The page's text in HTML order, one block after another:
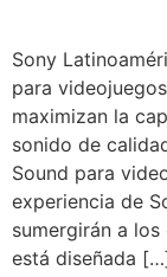
Sony
para
maximizan la
sonido de
Sound para
experiencia de
sumergirán a los
está diseñada